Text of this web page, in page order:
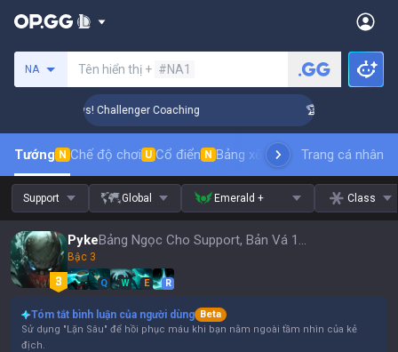
NA Tên hiển thị + #NA1
Up in 3 Days! Challenger Coaching 🏆 Rank Up in 3
Tướng N Chế độ chơi U Cổ điển N Bảng xếp hạng trang phụcthứ
Trang cá nhân
Support Global Emerald + Class
Pyke Bảng Ngọc Cho Support, Bản Vá 16.15
Bậc 3
Q W E R
Tóm tắt bình luận của người dùng Beta
Sử dụng "Lặn Sâu" để hồi phục máu khi bạn nằm ngoài tầm nhìn của kẻ
địch.